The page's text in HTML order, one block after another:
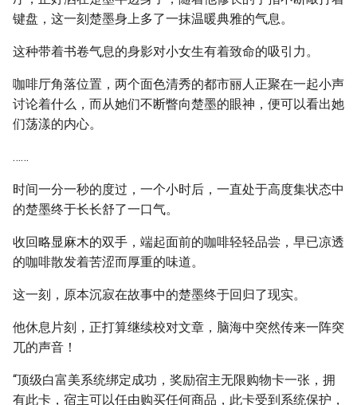
键盘，这一刻楚墨身上多了一抹温暖典雅的气息。
这种带着书卷气息的身影对小女生有着致命的吸引力。
咖啡厅角落位置，两个面色清秀的都市丽人正聚在一起小声
讨论着什么，而从她们不断瞥向楚墨的眼神，便可以看出她
们荡漾的内心。
……
时间一分一秒的度过，一个小时后，一直处于高度集状态中
的楚墨终于长长舒了一口气。
收回略显麻木的双手，端起面前的咖啡轻轻品尝，早已凉透
的咖啡散发着苦涩而厚重的味道。
这一刻，原本沉寂在故事中的楚墨终于回归了现实。
他休息片刻，正打算继续校对文章，脑海中突然传来一阵突
兀的声音！
“顶级白富美系统绑定成功，奖励宿主无限购物卡一张，拥
有此卡，宿主可以任由购买任何商品，此卡受到系统保护，